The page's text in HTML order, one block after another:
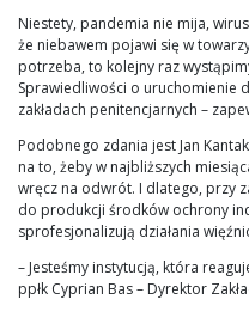
Niestety, pandemia nie mija,
że niebawem pojawi się w
potrzeba, to kolejny raz
Sprawiedliwości o uruchomienie
zakładach penitencjarnych –
Podobnego zdania jest Jan Kantak
na to, żeby w najbliższych
wręcz na odwrót. I dlatego, przy
do produkcji środków ochrony
sprofesjonalizują działania
– Jesteśmy instytucją, która
ppłk Cyprian Bas – Dyrektor